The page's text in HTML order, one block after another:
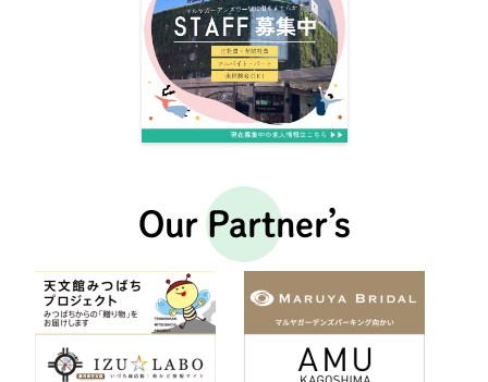
Our Partner’s